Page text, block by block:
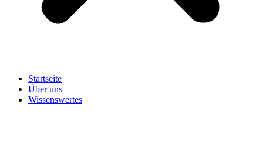
Startseite
Über uns
Wissenswertes